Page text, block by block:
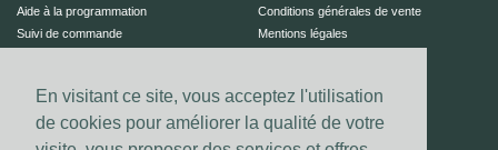
En visitant ce site, vous acceptez l'utilisation
de cookies pour améliorer la qualité de votre
Aide à la programmation
Suivi de commande
Conditions générales de vente
Mentions légales
UN CONSEIL ?